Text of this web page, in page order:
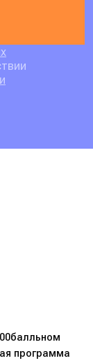
программа